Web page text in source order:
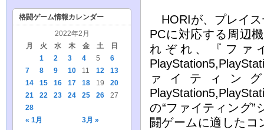
HORIが、プレイス
PCに対応する周辺
れぞれ、『フ
ァイティン
の“ファイティング”
闘ゲームに適したコ
格闘ゲーム情報カレンダー
2022年2月
月
火 水 木 金 土 日
« 1月 3月 »
1 2 3 4 5
6
7
8 9 10 11 12
13
14
15 16 17 18 19
20
21
22 23 24 25 26
27
28